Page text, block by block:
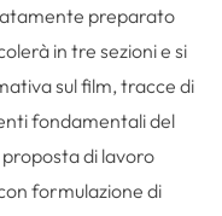
preparato
in tre sezioni e si
sul film, tracce di
fondamentali del
di lavoro
formulazione di